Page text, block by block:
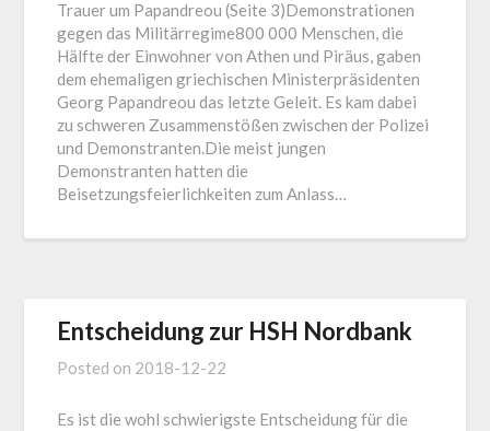
Trauer um Papandreou (Seite 3)Demonstrationen
gegen das Militärregime800 000 Menschen, die
Hälfte der Einwohner von Athen und Piräus, gaben
dem ehemaligen griechischen Ministerpräsidenten
Georg Papandreou das letzte Geleit. Es kam dabei
zu schweren Zusammenstößen zwischen der Polizei
und Demonstranten.Die meist jungen
Demonstranten hatten die
Beisetzungsfeierlichkeiten zum Anlass…
Entscheidung zur HSH Nordbank
Posted on 2018-12-22
Es ist die wohl schwierigste Entscheidung für die